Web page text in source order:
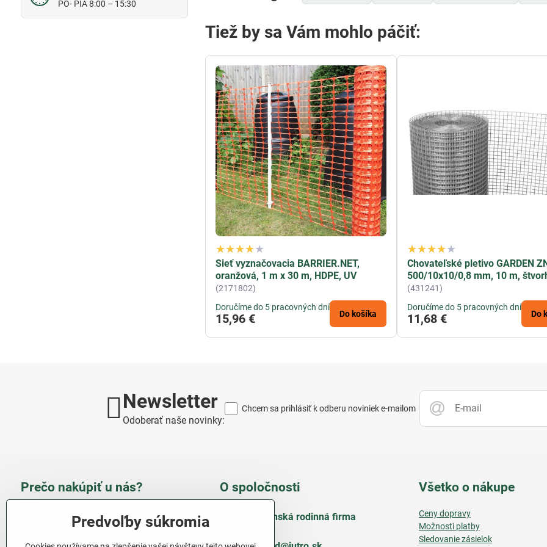
Tiež by sa Vám mohlo páčiť:
Sieť vyznačovacia BARRIER.NET,
oranžová, 1 m x 30 m, HDPE, UV
(2171802)
Doručíme do 5 pracovných dní
15,96 € Do košíka
Chovateľské pletivo GARDEN
500/10x10/0,8 mm, 10 m,
(431241)
Doručíme do 5 pracovných dní
11,68 € Do
PO- PIA 8:00 – 15:30
Newsletter
Odoberať naše novinky:
Chcem sa prihlásiť k odberu noviniek e-mailom
Prečo nakúpiť u nás?
Takmer 100 % spokojných
zákazníkov
O spoločnosti
Slovenská rodinná firma
Všetko o nákupe
Ceny dopravy
Možnosti platby
Sledovanie zásielok
Predvoľby súkromia